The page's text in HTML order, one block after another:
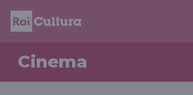
Cinema